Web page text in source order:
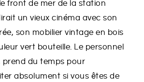
front de mer de la station
un vieux cinéma avec son
son mobilier vintage en bois
vert bouteille. Le personnel
prend du temps pour
absolument si vous êtes de